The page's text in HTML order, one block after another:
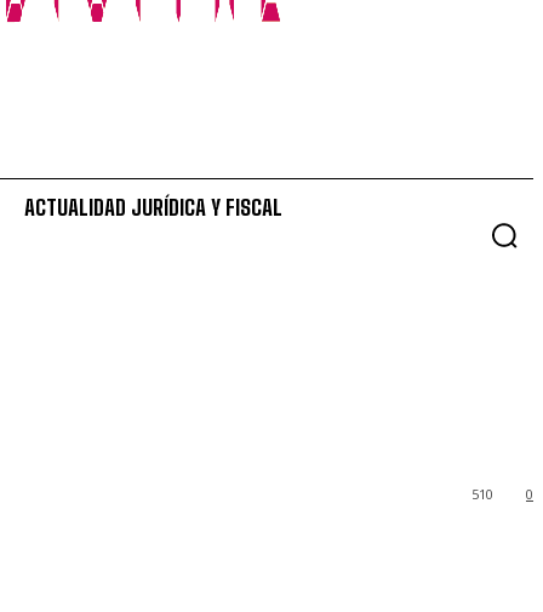
ACTUALIDAD JURÍDICA Y FISCAL
0
510